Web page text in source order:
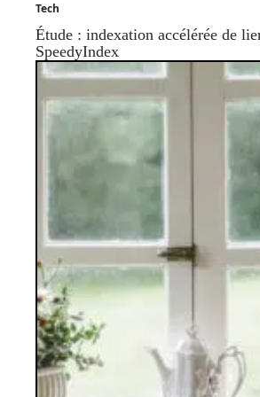
Tech
Étude : indexation accélérée de
SpeedyIndex